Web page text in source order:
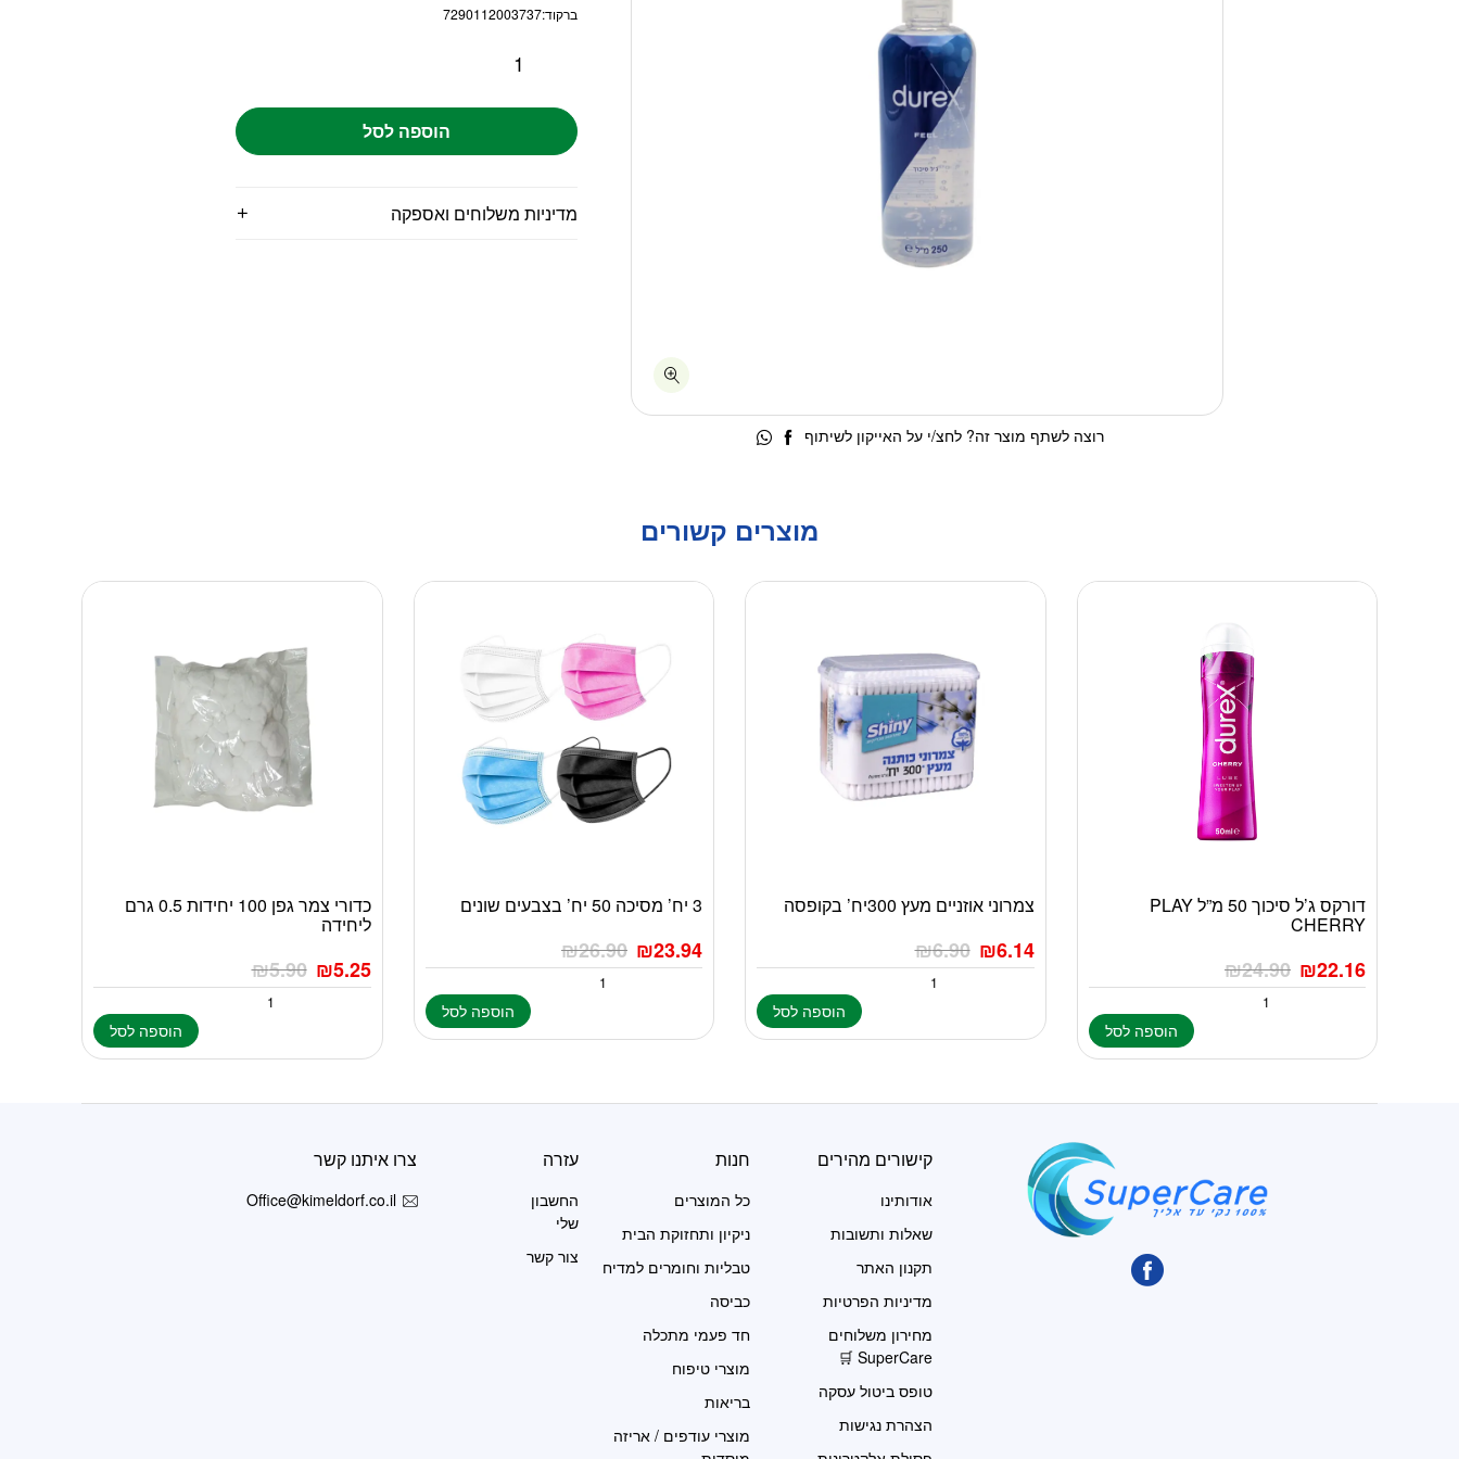
ברקוד:7290112003737
הוספה לסל
מדיניות משלוחים ואספקה
רוצה לשתף מוצר זה? לחצ/י על האייקון לשיתוף
מוצרים קשורים
דורקס ג’ל סיכוך 50 מ”ל PLAY
CHERRY
₪24.90 ₪22.16
הוספה לסל
צמרוני אוזניים מעץ 300יח’ בקופסה
₪6.90 ₪6.14
הוספה לסל
3 יח’ מסיכה 50 יח’ בצבעים שונים
₪26.90 ₪23.94
הוספה לסל
כדורי צמר גפן 100 יחידות 0.5 גרם
ליחידה
₪5.90 ₪5.25
הוספה לסל
קישורים מהירים
אודותינו
שאלות ותשובות
תקנון האתר
מדיניות הפרטיות
מחירון משלוחים
SuperCare 🛒
טופס ביטול עסקה
הצהרת נגישות
חנות
כל המוצרים
ניקיון ותחזוקת הבית
טבליות וחומרים למדיח
כביסה
חד פעמי מתכלה
מוצרי טיפוח
בריאות
מוצרי עודפים / אריזה
עזרה
החשבון
שלי
צור קשר
צרו איתנו קשר
Office@kimeldorf.co.il